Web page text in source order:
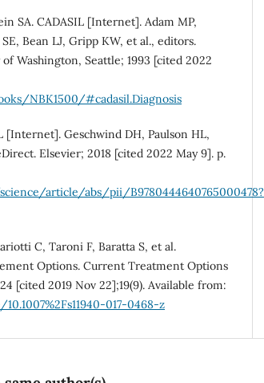
SA. CADASIL [Internet]. Adam MP,
Bean LJ, Gripp KW, et al., editors.
Washington, Seattle; 1993 [cited 2022
NBK1500/#cadasil.Diagnosis
[Internet]. Geschwind DH, Paulson HL,
Elsevier; 2018 [cited 2022 May 9]. p.
article/abs/pii/B9780444640765000478?
C, Taroni F, Baratta S, et al.
Options. Current Treatment Options
[cited 2019 Nov 22];19(9). Available from:
017-0468-z